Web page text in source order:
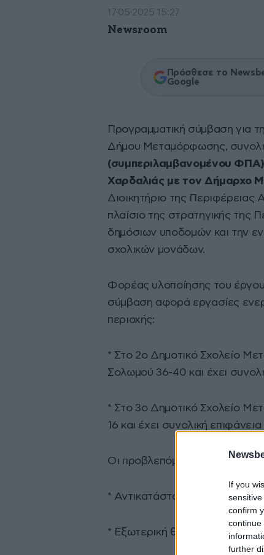
If you
confirm
continue
further
17·05·2025 15:27
Newsroom
Πρόσθεσε το
Google
Προγραμματική σύμβαση για
Δήμου Μεταμόρφωσης,
(συμπεριλαμβανομένου
Χαρδαλιάς με τον Δήμαρχο
Διοικητήριο της
πλαίσιο της στρατηγικής της
δημόσιων υποδομών και την
σχολικών μονάδων.
Φορέας υλοποίησης του έργου
σύμβαση αφορά εργασίες
περιοχής:
*⁠ ⁠Στο 2ο Δημοτικό Σχολείο
Σολωμού 36-40 και έχει
*⁠ ⁠Στο 3ο Δημοτικό Σχολείο
16 και έχει συνολική επιφάνεια
Οι προβλεπόμενες
*⁠ ⁠Αντικατάσταση κουφωμάτων
*⁠ ⁠Εξωτερική θερμομόνωση